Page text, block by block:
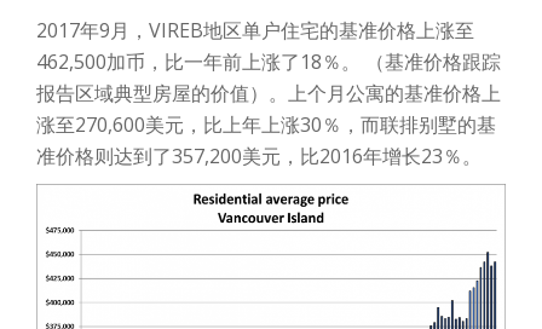
2017年9月，VIREB地区单户住宅的基准价格上涨至
462,500加币，比一年前上涨了18％。 （基准价格跟踪
报告区域典型房屋的价值）。上个月公寓的基准价格上
涨至270,600美元，比上年上涨30％，而联排别墅的基
准价格则达到了357,200美元，比2016年增长23％。